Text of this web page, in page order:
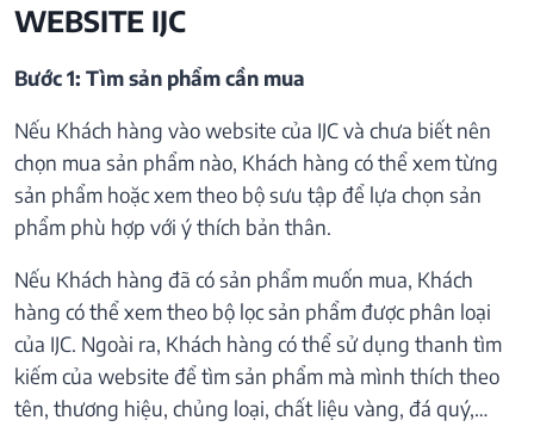
WEBSITE IJC
Bước 1: Tìm sản phẩm cần mua
Nếu Khách hàng vào website của IJC và chưa biết nên
chọn mua sản phẩm nào, Khách hàng có thể xem từng
sản phẩm hoặc xem theo bộ sưu tập để lựa chọn sản
phẩm phù hợp với ý thích bản thân.
Nếu Khách hàng đã có sản phẩm muốn mua, Khách
hàng có thể xem theo bộ lọc sản phẩm được phân loại
của IJC. Ngoài ra, Khách hàng có thể sử dụng thanh tìm
kiếm của website để tìm sản phẩm mà mình thích theo
tên, thương hiệu, chủng loại, chất liệu vàng, đá quý,…